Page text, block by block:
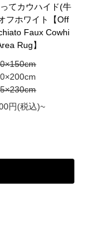
てカウハイド(牛
フホワイト【Off
Faux Cowhi
Rug】
円(税込)~